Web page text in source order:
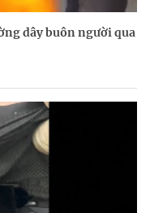
dây buôn người qua